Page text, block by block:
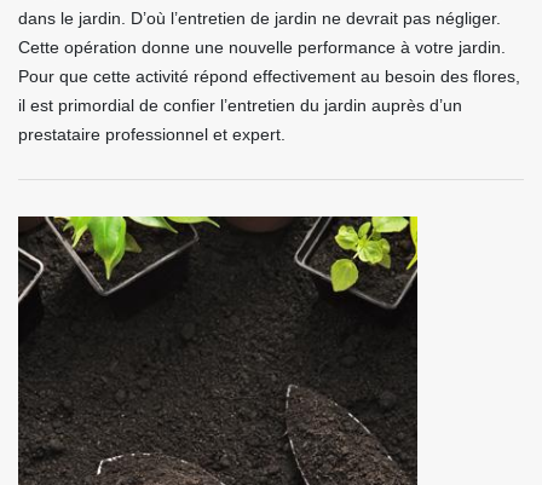
dans le jardin. D’où l’entretien de jardin ne devrait pas négliger.
Cette opération donne une nouvelle performance à votre jardin.
Pour que cette activité répond effectivement au besoin des flores,
il est primordial de confier l’entretien du jardin auprès d’un
prestataire professionnel et expert.